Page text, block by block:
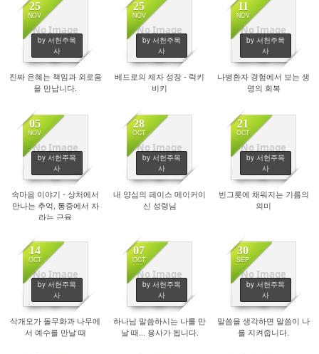
No Image
25
NOV
by 서헌주목
사
2526
진짜 은혜는 책임과 외로움
을 만납니다.
No Image
25
NOV
by 서헌주목
사
2394
베드로의 제자 성장 - 럭키
비키
No Image
11
NOV
by 서헌주목
사
2540
나병환자 경험에서 보는 생
명의 회복
No Image
05
NOV
by 서헌주목
사
2567
속마음 이야기 - 상처에서
만나는 추억, 통증에서 자
라는 근육
No Image
28
OCT
by 서헌주목
사
2768
내 양심의 페이스 메이커이
신 성령님
No Image
21
OCT
by 서헌주목
사
2908
빈그릇에 채워지는 기름의
의미
No Image
14
OCT
by 서헌주목
사
2739
삭개오가 돌무화과 나무에
서 예수를 만날 때
No Image
07
OCT
by 서헌주목
사
2650
하나님 말씀하시는 나를 만
날 때... 용사가 됩니다.
No Image
30
SEP
by 서헌주목
사
2415
말씀을 생각하면 말씀이 나
를 지켜줍니다.